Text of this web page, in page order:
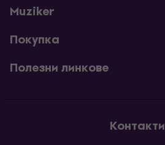
Muziker
Покупка
Полезни линкове
Контакти